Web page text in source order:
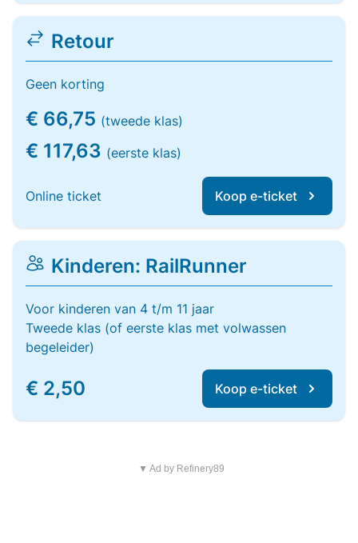
Retour
Geen korting
€ 66,75 (tweede klas)
€ 117,63 (eerste klas)
Online ticket Koop e-ticket
Kinderen: RailRunner
Voor kinderen van 4 t/m 11 jaar
Tweede klas (of eerste klas met volwassen
begeleider)
€ 2,50 Koop e-ticket
▼ Ad by Refinery89